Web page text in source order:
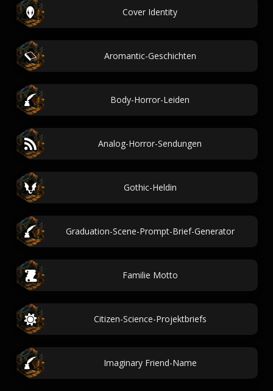
Cover Identity
Aromantic-Geschichten
Body-Horror-Leiden
Analog-Horror-Sendungen
Gothic-Heldin
Graduation-Scene-Prompt-Brief-Generator
Familie Motto
Citizen-Science-Projektbriefs
Imaginary Friend-Name